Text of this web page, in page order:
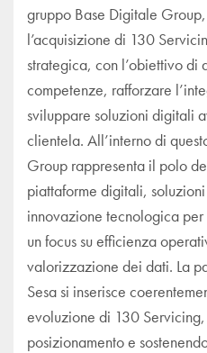
gruppo Base Digitale
l’acquisizione di 130
strategica, con l’obiettivo
competenze, rafforzare
sviluppare soluzioni digitali
clientela. All’interno di
Group rappresenta il polo
piattaforme digitali,
innovazione tecnologica
un focus su efficienza
valorizzazione dei dati. La
Sesa si inserisce
evoluzione di 130
posizionamento e